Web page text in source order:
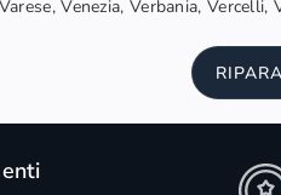
Venezia, Verbania,